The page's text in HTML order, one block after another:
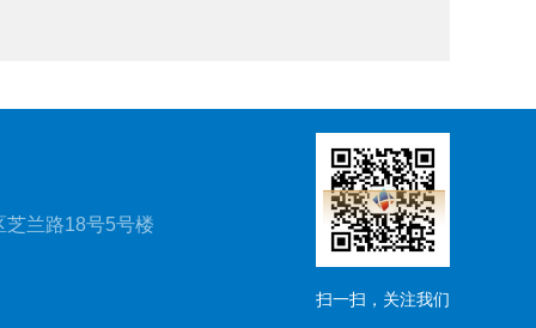
芝兰路18号5号楼
扫一扫，关注我们